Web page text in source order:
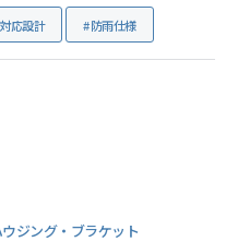
応設計 防雨仕様
ウジング・ブラケット